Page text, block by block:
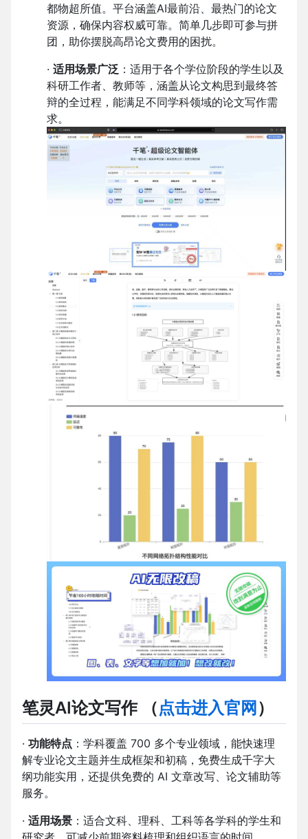
都物超所值。平台涵盖AI最前沿、最热门的论文
资源，确保内容权威可靠。简单几步即可参与拼
团，助你摆脱高昂论文费用的困扰。
· 适用场景广泛 ：适用于各个学位阶段的学生以及
科研工作者、教师等，涵盖从论文构思到最终答
辩的全过程，能满足不同学科领域的论文写作需
求。
笔灵AI论文写作（点击进入官网 ）
· 功能特点 ：学科覆盖 700 多个专业领域，能快速理
解专业论文主题并生成框架和初稿，免费生成千字大
纲功能实用，还提供免费的 AI 文章改写、论文辅助等
服务。
· 适用场景 ：适合文科、理科、工科等各学科的学生和